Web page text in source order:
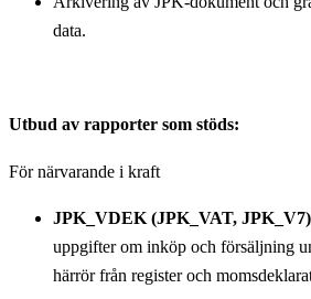
data.
Utbud av rapporter som stöds:
För närvarande i kraft
JPK_VDEK (JPK_VAT, JPK_V7)
uppgifter om inköp och försäljning
härrör från register och